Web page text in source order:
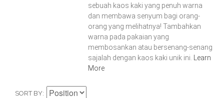
sebuah kaos kaki yang penuh warna
dan membawa senyum bagi orang-
orang yang melihatnya! Tambahkan
warna pada pakaian yang
membosankan atau bersenang-senang
sajalah dengan kaos kaki unik ini. Learn
More
SORT BY